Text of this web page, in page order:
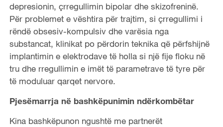
depresionin, çrregullimin bipolar dhe skizofreninë.
Për problemet e vështira për trajtim, si çrregullimi i
rëndë obsesiv-kompulsiv dhe varësia nga
substancat, klinikat po përdorin teknika që përfshijnë
implantimin e elektrodave të holla si një fije floku në
tru dhe rregullimin e imët të parametrave të tyre për
të moduluar qarqet nervore.
Pjesëmarrja në bashkëpunimin ndërkombëtar
Kina bashkëpunon ngushtë me partnerët